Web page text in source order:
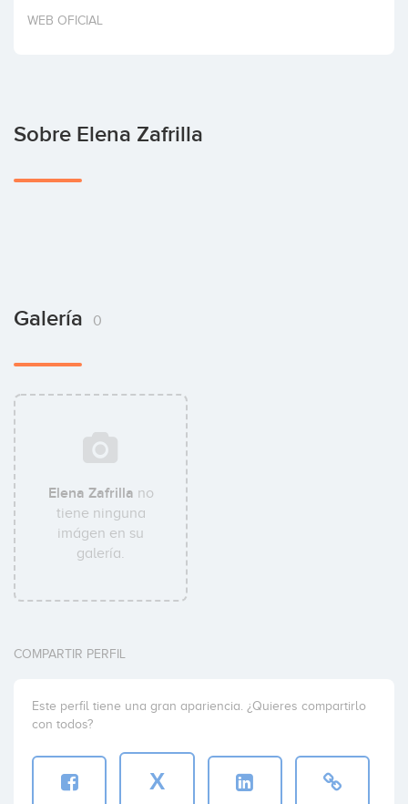
Invertir
WEB OFICIAL
Sobre Elena Zafrilla
Galería 0
Elena Zafrilla no
tiene ninguna
imágen en su
galería.
COMPARTIR PERFIL
Este perfil tiene una gran apariencia. ¿Quieres compartirlo
con todos?
X